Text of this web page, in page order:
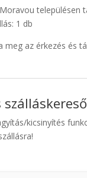
településen
1 db
meg az érkezés és
szálláskereső
kicsinyítés